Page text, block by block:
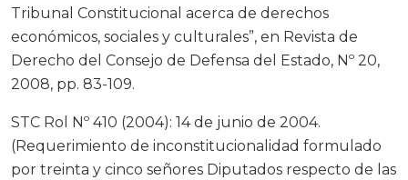
Tribunal Constitucional acerca de derechos
económicos, sociales y culturales”, en Revista de
Derecho del Consejo de Defensa del Estado, Nº 20,
2008, pp. 83-109.
STC Rol Nº 410 (2004): 14 de junio de 2004.
(Requerimiento de inconstitucionalidad formulado
por treinta y cinco señores Diputados respecto de las